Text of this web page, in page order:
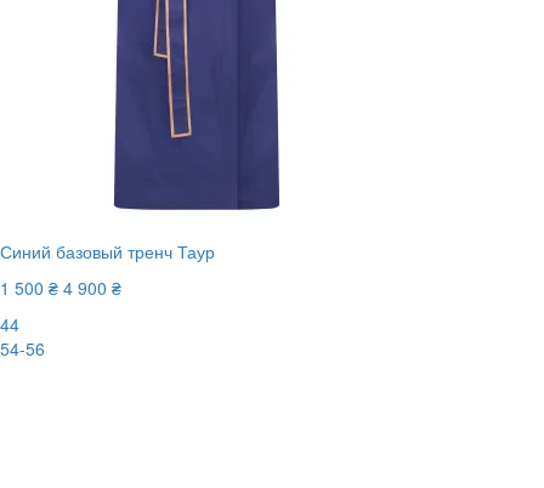
Синий базовый тренч Таур
1 500 ₴ 4 900 ₴
44
54-56